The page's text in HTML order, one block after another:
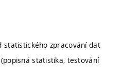
statistického zpracování dat
statistika, testování